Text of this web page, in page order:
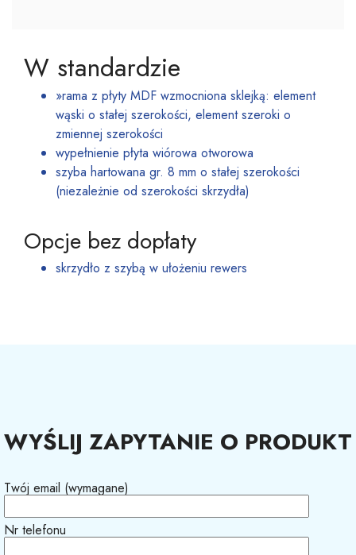
W standardzie
»rama z płyty MDF wzmocniona sklejką: element
wąski o stałej szerokości, element szeroki o
zmiennej szerokości
wypełnienie płyta wiórowa otworowa
szyba hartowana gr. 8 mm o stałej szerokości
(niezależnie od szerokości skrzydła)
Opcje bez dopłaty
skrzydło z szybą w ułożeniu rewers
WYŚLIJ ZAPYTANIE O PRODUKT
Twój email (wymagane)
Nr telefonu